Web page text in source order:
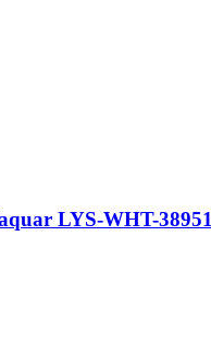
LYS-WHT-38951